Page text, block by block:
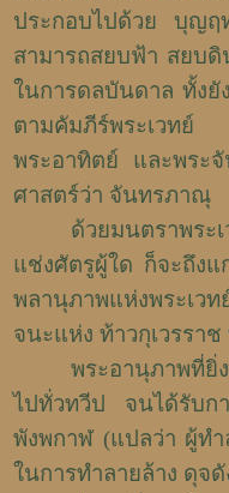
ประกอบไปด้วย บุญ
สามารถสยบฟ้า สยบดิ
ในการดลบันดาล ทั้งยั
ตามคัมภีร์พระเวทย์
พระอาทิตย์ และพระ
ศาสตร์ว่า จันทรภาณุ
ด้วยมนตราพระ
แช่งศัตรูผู้ใด ก็จะถึงแ
พลานุภาพแห่งพระเว
จนะแห่ง ท้าวกุเวรรา
พระอานุภาพที่ยิ่
ไปทั่วทวีป จนได้รับก
พังพกาฬ (แปลว่า ผู้ท
ในการทำลายล้าง ดุจ